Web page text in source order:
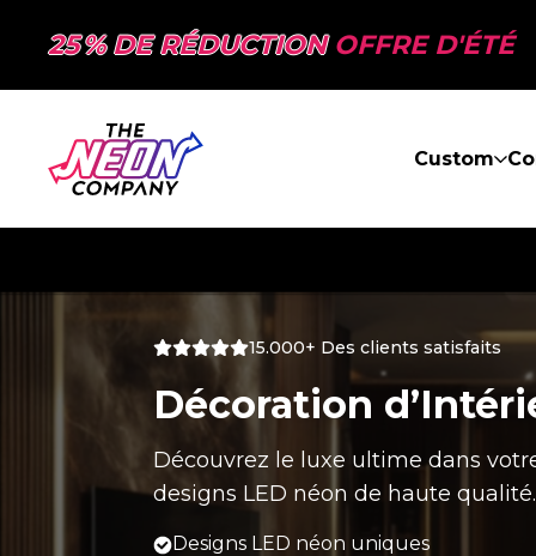
25 % DE RÉDUCTIONOFFRE D'ÉTÉ
Custom
15.000+ Des clients satisfaits
Décoration
Découvrez le luxe ultime dans
designs LED néon de haute qualité.
Designs LED néon uniques